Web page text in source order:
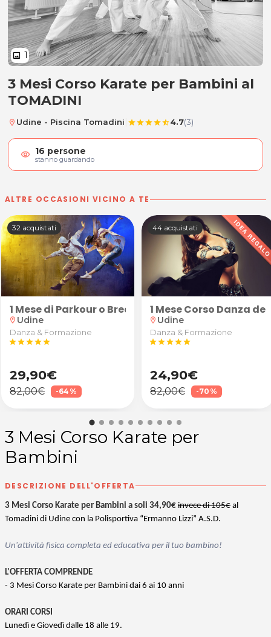
image 1
3 Mesi Corso Karate per Bambini
3 Mesi Corso Karate per Bambini al
TOMADINI
location_on Udine - Piscina Tomadini starstarstarstarstar_half4.7(3)
visibility 16 persone
stanno guardando
ALTRE OCCASIONI VICINO A TE
(calice di vino Superior, tartine e
32 acquistati
1 Mese di Parkour o Breakdance
location_on Udine
Danza & Formazione
starstarstarstarstar
29,90€
82,00€ -64%
44 acquistati
1 Mese Corso Danza
location_on Udine
Danza & Formazione
starstarstarstarstar
24,90€
82,00€ -70%
3 Mesi Corso Karate per
Bambini
DESCRIZIONE DELL'OFFERTA
3 Mesi Corso Karate per Bambini a soli 34,90€ invece di 105€ al
Tomadini di Udine con la Polisportiva “Ermanno Lizzi” A.S.D.
Un'attività fisica completa ed educativa per il tuo bambino!
L'OFFERTA COMPRENDE
- 3 Mesi Corso Karate per Bambini dai 6 ai 10 anni
ORARI CORSI
Lunedì e Giovedì dalle 18 alle 19.